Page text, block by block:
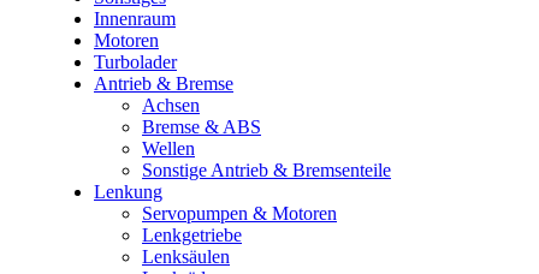
Innenraum
Motoren
Turbolader
Antrieb & Bremse
Achsen
Bremse & ABS
Wellen
Sonstige Antrieb & Bremsenteile
Lenkung
Servopumpen & Motoren
Lenkgetriebe
Lenksäulen